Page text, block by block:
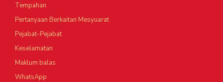
Tempahan
Pertanyaan Berkaitan Mesyuarat
Pejabat-Pejabat
Keselamatan
Maklum balas
WhatsApp